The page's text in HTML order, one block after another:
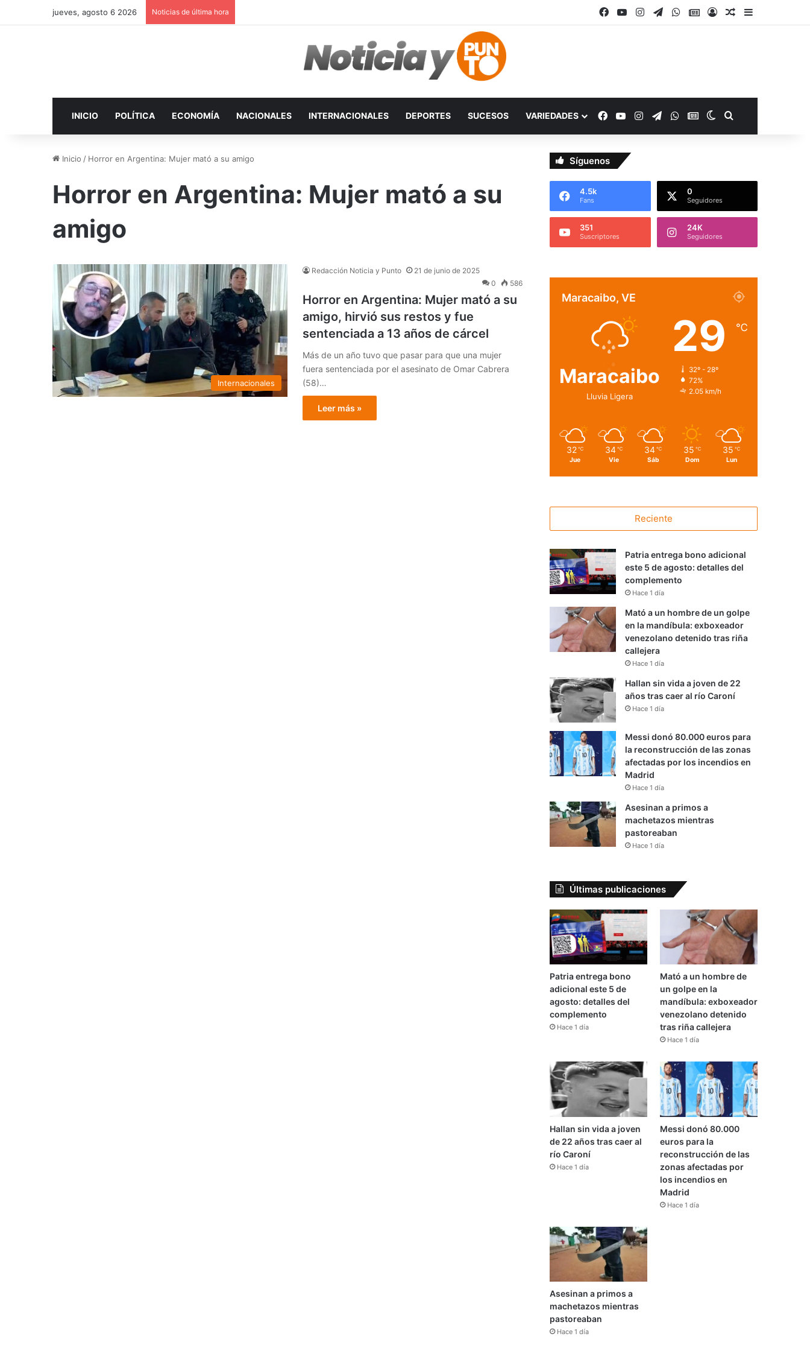
jueves, agosto 6 2026 Noticias de última hora Facebook
YouTubeInstagram
TelegramWhatsApp
Google Noticias
AccesoPublicación al
Barra lateral
INICIO POLÍTICA ECONOMÍA NACIONALES INTERNACIONALES DEPORTES SUCESOS VARIEDADES Facebook
YouTubeInstagram
Telegram
WhatsApp
Google Noticias
Switch skin
Inicio / Horror en Argentina: Mujer mató a su amigo
Horror en Argentina: Mujer mató a su
amigo
Internacionales
Redacción Noticia y Punto
21 de junio de 2025
0
586
Horror en Argentina: Mujer mató a su
amigo, hirvió sus restos y fue
sentenciada a 13 años de cárcel
Más de un año tuvo que pasar para que una mujer
fuera sentenciada por el asesinato de Omar Cabrera
(58)…
Leer más »
Síguenos
4.5k
Fans
0
Seguidores
351
Suscriptores
24K
Seguidores
Maracaibo, VE
Maracaibo
Lluvia Ligera
29 ℃
32º - 28º
72%
2.05 km/h
32 ℃
Jue
34 ℃
Vie
34 ℃
Sáb
35 ℃
Dom
35 ℃
Lun
Reciente
Patria entrega bono adicional
este 5 de agosto: detalles del
complemento
Hace 1 día
Mató a un hombre de un golpe
en la mandíbula: exboxeador
venezolano detenido tras riña
callejera
Hace 1 día
Hallan sin vida a joven de 22
años tras caer al río Caroní
Hace 1 día
Messi donó 80.000 euros para
la reconstrucción de las zonas
afectadas por los incendios en
Madrid
Hace 1 día
Asesinan a primos a
machetazos mientras
pastoreaban
Hace 1 día
Últimas publicaciones
Patria entrega bono
adicional este 5 de
agosto: detalles del
complemento
Hace 1 día
Mató a un hombre de
un golpe en la
mandíbula: exboxeador
venezolano detenido
tras riña callejera
Hace 1 día
Hallan sin vida a joven
de 22 años tras caer al
río Caroní
Hace 1 día
Messi donó 80.000
euros para la
reconstrucción de las
zonas afectadas por
los incendios en
Madrid
Hace 1 día
Asesinan a primos a
machetazos mientras
pastoreaban
Hace 1 día